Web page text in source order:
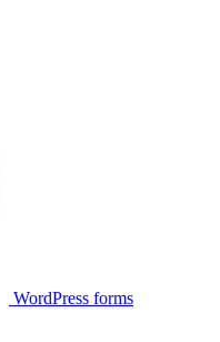
WordPress forms